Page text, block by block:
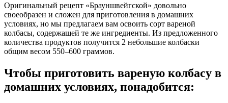
Оригинальный рецепт «Брауншвейгской» довольно
своеобразен и сложен для приготовления в домашних
условиях, но мы предлагаем вам освоить сорт вареной
колбасы, содержащей те же ингредиенты. Из предложенного
количества продуктов получится 2 небольшие колбаски
общим весом 550–600 граммов.
Чтобы приготовить вареную колбасу в
домашних условиях, понадобится: